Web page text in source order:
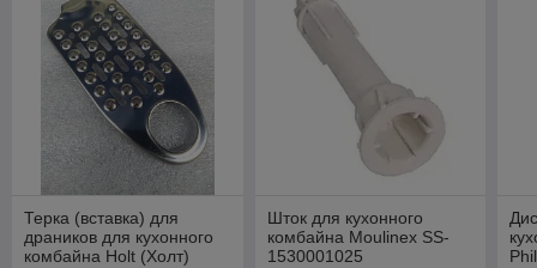
Терка (вставка) для
драников для кухонного
комбайна Holt (Холт)
Шток для кухонного
комбайна Moulinex SS-
1530001025